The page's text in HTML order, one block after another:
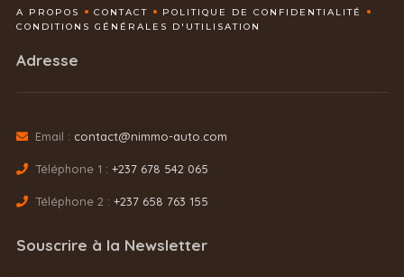
A PROPOS CONTACT
POLITIQUE DE CONFIDENTIALITÉ
CONDITIONS GÉNÉRALES D'UTILISATION
Adresse
Email : contact@nimmo-auto.com
Téléphone 1 : +237 678 542 065
Téléphone 2 : +237 658 763 155
Souscrire à la Newsletter